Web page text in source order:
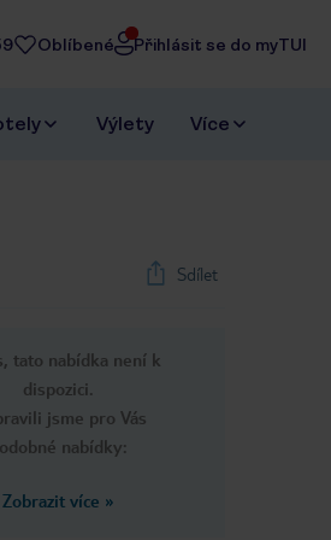
Oblíbené Přihlásit se do myTUI
Výlety Více
Sdílet
tato nabídka není k
dispozici.
jsme pro Vás
nabídky:
Zobrazit více »Vyjímečný